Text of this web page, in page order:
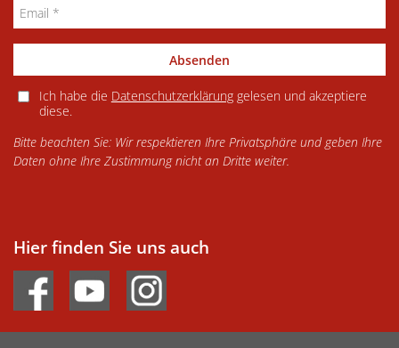
Absenden
Ich habe die Datenschutzerklärunggelesen und akzeptiere
diese.
Bitte beachten Sie: Wir respektieren Ihre Privatsphäre und geben Ihre
Daten ohne Ihre Zustimmung nicht an Dritte weiter.
Hier finden Sie uns auch